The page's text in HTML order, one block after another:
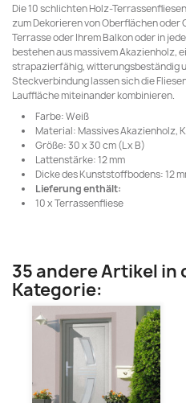
Die 10 schlichten Holz-
zum Dekorieren von Oberflächen oder
Terrasse oder Ihrem Balkon oder in
bestehen aus massivem Akazienholz,
strapazierfähig, witterungsbeständig
Steckverbindung lassen sich die
Lauffläche miteinander kombinieren.
Farbe: Weiß
Material: Massives Akazienholz,
Größe: 30 x 30 cm (L x B)
Lattenstärke: 12 mm
Dicke des Kunststoffbodens: 12
Lieferung enthält:
10 x Terrassenfliese
35 andere Artikel in
Kategorie: